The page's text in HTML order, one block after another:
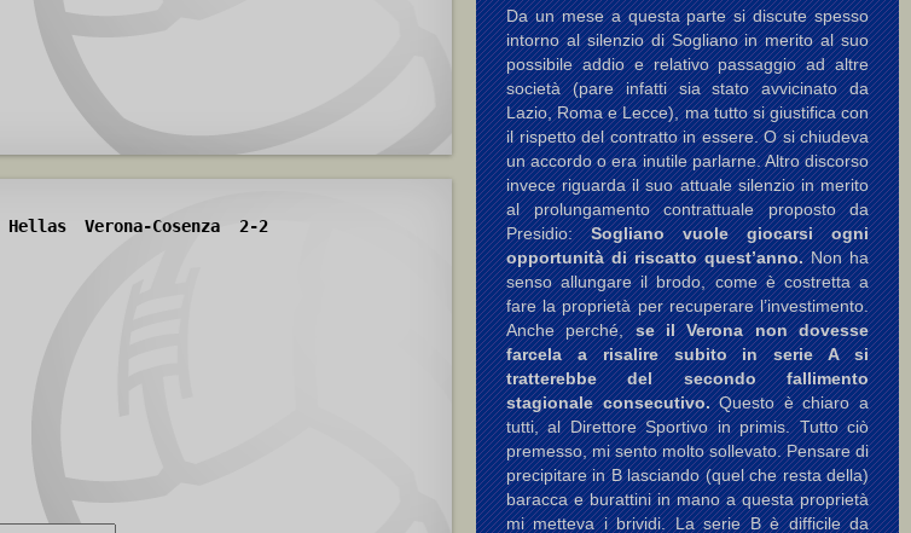
Hellas Verona-Cosenza 2-2
Da un mese a questa parte si discute spesso
intorno al silenzio di Sogliano in merito al suo
possibile addio e relativo passaggio ad altre
società (pare infatti sia stato avvicinato da
Lazio, Roma e Lecce), ma tutto si giustifica con
il rispetto del contratto in essere. O si chiudeva
un accordo o era inutile parlarne. Altro discorso
invece riguarda il suo attuale silenzio in merito
al prolungamento contrattuale proposto da
Presidio:Sogliano vuole giocarsi ogni
opportunità di riscatto quest’anno.Non ha
senso allungare il brodo, come è costretta a
fare la proprietà per recuperare l’investimento.
Anche perché,se il Verona non dovesse
farcela a risalire subito in serie A si
tratterebbe del secondo fallimento
stagionale consecutivo.Questo è chiaro a
tutti, al Direttore Sportivo in primis. Tutto ciò
premesso, mi sento molto sollevato. Pensare di
precipitare in B lasciando (quel che resta della)
baracca e burattini in mano a questa proprietà
mi metteva i brividi. La serie B è difficile da